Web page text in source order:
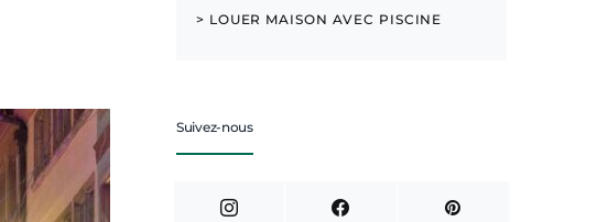
> LOUER MAISON AVEC PISCINE
Suivez-nous